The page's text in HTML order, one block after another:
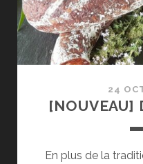
24
[NOUVEAU]
En plus de la